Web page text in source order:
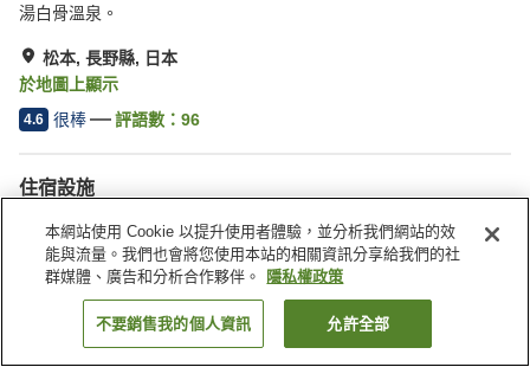
湯白骨溫泉。
松本, 長野縣, 日本
於地圖上顯示
4.6 很棒 評語數： 96
住宿設施
停車場
Spa／美容沙龍
私人餐廳
休息室
找客房
本網站使用 Cookie 以提升使用者體驗，並分析我們網站的效
能與流量。我們也會將您使用本站的相關資訊分享給我們的社
群媒體、廣告和分析合作夥伴。
隱私權政策
不要銷售我的個人資訊 允許全部